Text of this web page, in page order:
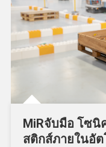
MiRจับมือ โซนิ
สติกส์ภายในอั